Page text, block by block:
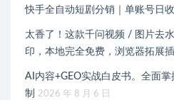
快手全自动短剧分销｜单账号日
太香了！这款千问视频 / 图片去
印，本地完全免费，浏览器拓展
AI内容+GEO实战白皮书。全面
制
2026 年 8 月 6 日